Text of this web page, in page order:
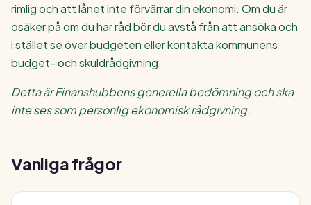
rimlig och att lånet inte förvärrar din ekonomi. Om du är
osäker på om du har råd bör du avstå från att ansöka och
i stället se över budgeten eller kontakta kommunens
budget- och skuldrådgivning.
Detta är Finanshubbens generella bedömning och ska
inte ses som personlig ekonomisk rådgivning.
Vanliga frågor